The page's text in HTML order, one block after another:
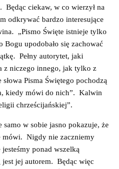
Będąc ciekaw, w co wierzył na
odkrywać bardzo interesujące
„Pismo Święte istnieje tylko
Bogu upodobało się zachować
Pełny autorytet, jaki
z niczego innego, jak tylko z
Pisma Świętego pochodzą
kiedy mówi do nich”. Kalwin
chrześcijańskiej”.
w sobie jasno pokazuje, że
mówi. Nigdy nie zaczniemy
ponad wszelką
jej autorem. Będąc więc